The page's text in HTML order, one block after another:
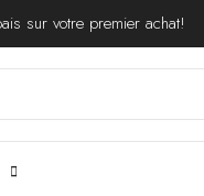
sur votre premier achat!